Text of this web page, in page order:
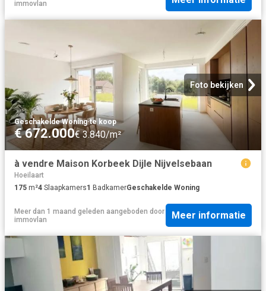
immovlan
Foto bekijken
Geschakelde Woning·te koop
€ 672.000€ 3.840/m²
à vendre Maison Korbeek Dijle Nijvelsebaan
Hoeilaart
175 m²4 Slaapkamers1 BadkamerGeschakelde Woning
Meer dan 1 maand geleden aangeboden door
immovlan
Meer informatie